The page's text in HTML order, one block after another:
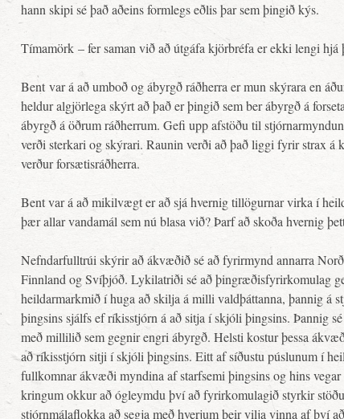
hann skipi sé það aðeins formlegs eðlis þar sem þingið kýs.
Tímamörk – fer saman við að útgáfa kjörbréfa er ekki lengi hjá
Bent var á að umboð og ábyrgð ráðherra er mun skýrara en
heldur algjörlega skýrt að það er þingið sem ber ábyrgð á
ábyrgð á öðrum ráðherrum. Gefi upp afstöðu til
verði sterkari og skýrari. Raunin verði að það liggi fyrir strax á
verður forsætisráðherra.
Bent var á að mikilvægt er að sjá hvernig tillögurnar virka í
þær allar vandamál sem nú blasa við? Þarf að skoða hvernig
Nefndarfulltrúi skýrir að ákvæðið sé að fyrirmynd annarra
Finnland og Svíþjóð. Lykilatriði sé að þingræðisfyrirkomulag
heildarmarkmið í huga að skilja á milli valdþáttanna, þannig á
þingsins sjálfs ef ríkisstjórn á að sitja í skjóli þingsins. Þannig
með millilið sem gegnir engri ábyrgð. Helsti kostur þessa
að ríkisstjórn sitji í skjóli þingsins. Eitt af síðustu púslunum í
fullkomnar ákvæði myndina af starfsemi þingsins og hins
kringum okkur að ógleymdu því að fyrirkomulagið styrkir
stjórnmálaflokka að segja með hverjum þeir vilja vinna af því